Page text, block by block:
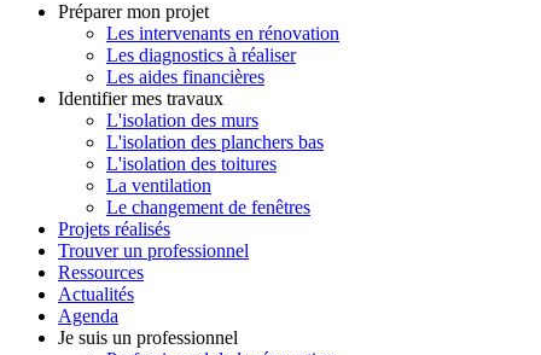
Préparer mon projet
Les intervenants en rénovation
Les diagnostics à réaliser
Les aides financières
Identifier mes travaux
L'isolation des murs
L'isolation des planchers bas
L'isolation des toitures
La ventilation
Le changement de fenêtres
Projets réalisés
Trouver un professionnel
Ressources
Actualités
Agenda
Je suis un professionnel